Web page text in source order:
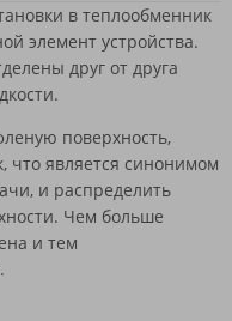
в теплообменник
элемент устройства.
друг от друга
поверхность,
что является синонимом
и распределить
Чем больше
и тем